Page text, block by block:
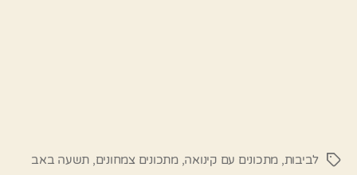
תגיותלביבות, מתכונים עם קינואה,מתכונים צמחונים, תשעה באב